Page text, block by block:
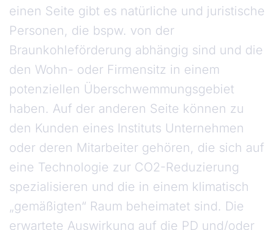
einen Seite gibt es natürliche und juristische
Personen, die bspw. von der
Braunkohleförderung abhängig sind und die
den Wohn- oder Firmensitz in einem
potenziellen Überschwemmungsgebiet
haben. Auf der anderen Seite können zu
den Kunden eines Instituts Unternehmen
oder deren Mitarbeiter gehören, die sich auf
eine Technologie zur CO2-Reduzierung
spezialisieren und die in einem klimatisch
„gemäßigten“ Raum beheimatet sind. Die
erwartete Auswirkung auf die PD und/oder